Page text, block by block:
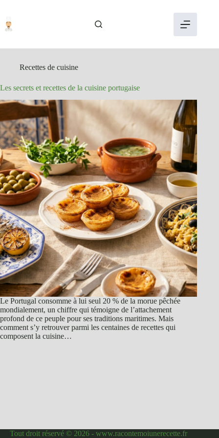
contenu
Recettes de cuisine
Les secrets et recettes de la cuisine portugaise
Le Portugal consomme à lui seul 20 % de la morue pêchée
mondialement, un chiffre qui témoigne de l’attachement
profond de ce peuple pour ses traditions maritimes. Mais
comment s’y retrouver parmi les centaines de recettes qui
composent la cuisine…
Tout droit réservé © 2026 - www.racontemoiunerecette.fr